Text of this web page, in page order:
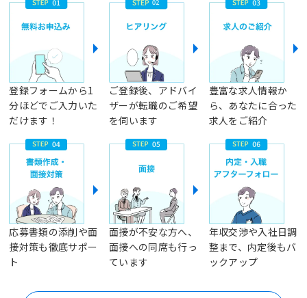
登録フォームから1
分ほどでご入力いた
だけます！
ご登録後、アドバイ
ザーが転職のご希望
を伺います
豊富な求人情報か
ら、あなたに合った
求人をご紹介
応募書類の添削や面
接対策も徹底サポー
ト
面接が不安な方へ、
面接への同席も行っ
ています
年収交渉や入社日調
整まで、内定後もバ
ックアップ